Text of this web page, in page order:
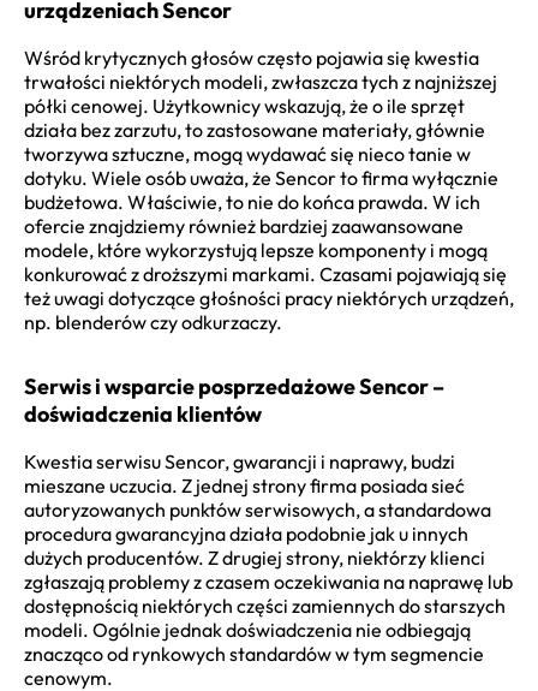
urządzeniach Sencor
Wśród krytycznych głosów często pojawia się kwestia
trwałości niektórych modeli, zwłaszcza tych z najniższej
półki cenowej. Użytkownicy wskazują, że o ile sprzęt
działa bez zarzutu, to zastosowane materiały, głównie
tworzywa sztuczne, mogą wydawać się nieco tanie w
dotyku. Wiele osób uważa, że Sencor to firma wyłącznie
budżetowa. Właściwie, to nie do końca prawda. W ich
ofercie znajdziemy również bardziej zaawansowane
modele, które wykorzystują lepsze komponenty i mogą
konkurować z droższymi markami. Czasami pojawiają się
też uwagi dotyczące głośności pracy niektórych urządzeń,
np. blenderów czy odkurzaczy.
Serwis i wsparcie posprzedażowe Sencor –
doświadczenia klientów
Kwestia serwisu Sencor, gwarancji i naprawy, budzi
mieszane uczucia. Z jednej strony firma posiada sieć
autoryzowanych punktów serwisowych, a standardowa
procedura gwarancyjna działa podobnie jak u innych
dużych producentów. Z drugiej strony, niektórzy klienci
zgłaszają problemy z czasem oczekiwania na naprawę lub
dostępnością niektórych części zamiennych do starszych
modeli. Ogólnie jednak doświadczenia nie odbiegają
znacząco od rynkowych standardów w tym segmencie
cenowym.